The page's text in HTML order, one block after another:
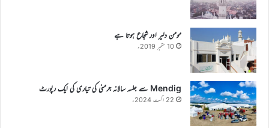
مومن دلیر اور شجاع ہوتا ہے
10 ستمبر 2019ء
Mendig سے جلسہ سالانہ جرمنی کی تیاری کی ایک رپورٹ
22 اگست 2024ء